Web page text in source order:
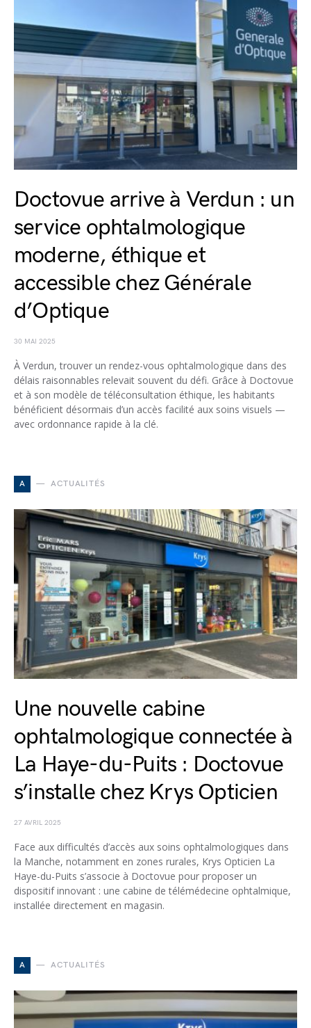
Doctovue arrive à Verdun : un
service ophtalmologique
moderne, éthique et
accessible chez Générale
d’Optique
30 MAI 2025
À Verdun, trouver un rendez-vous ophtalmologique dans des
délais raisonnables relevait souvent du défi. Grâce à Doctovue
et à son modèle de téléconsultation éthique, les habitants
bénéficient désormais d’un accès facilité aux soins visuels —
avec ordonnance rapide à la clé.
A ACTUALITÉS
Une nouvelle cabine
ophtalmologique connectée à
La Haye-du-Puits : Doctovue
s’installe chez Krys Opticien
27 AVRIL 2025
Face aux difficultés d’accès aux soins ophtalmologiques dans
la Manche, notamment en zones rurales, Krys Opticien La
Haye-du-Puits s’associe à Doctovue pour proposer un
dispositif innovant : une cabine de télémédecine ophtalmique,
installée directement en magasin.
A ACTUALITÉS